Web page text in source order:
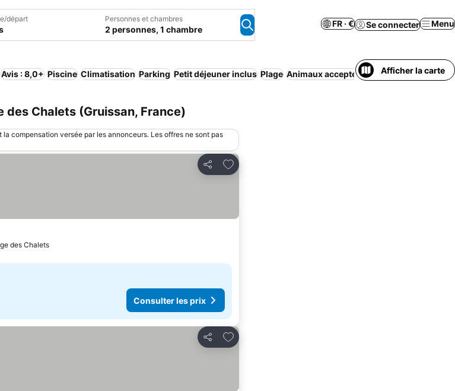
départ Personnes et chambres
2 personnes, 1 chambre
FR · € Se connecter Menu
Avis : 8,0+ Piscine Climatisation Parking Petit déjeuner inclus Plage Animaux acceptés Appart’hôtel Maison/
Afficher la carte
des Chalets (Gruissan, France)
compensation versée par les annonceurs. Les offres ne sont pas
Partager
Ajouter à mes favoris
des Chalets
Consulter les prix
Partager
Ajouter à mes favoris